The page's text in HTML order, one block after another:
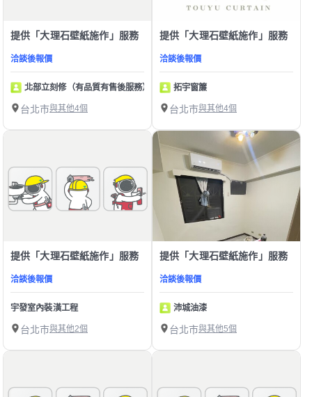
提供「大理石壁紙施作」服務
洽談後報價
北部立刻修（有品質有售後服務）
台北市與其他4個
提供「大理石壁紙施作」服務
洽談後報價
拓宇窗簾
台北市與其他4個
提供「大理石壁紙施作」服務
洽談後報價
宇發室內裝潢工程
台北市與其他2個
提供「大理石壁紙施作」服務
洽談後報價
沛城油漆
台北市與其他5個